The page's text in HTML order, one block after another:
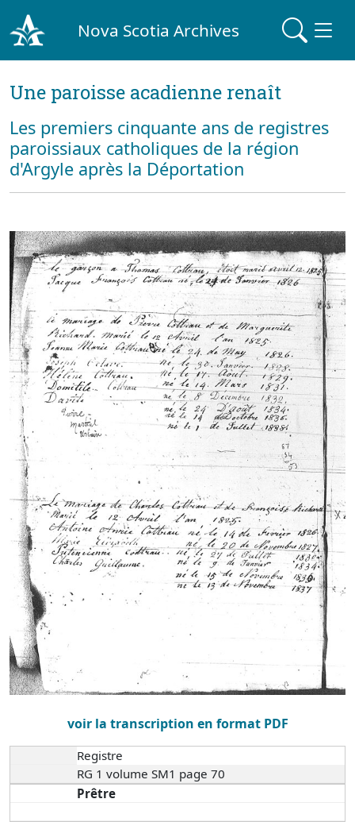
Nova Scotia Archives
Une paroisse acadienne renaît
Les premiers cinquante ans de registres
paroissiaux catholiques de la région
d'Argyle après la Déportation
voir la transcription en format PDF
Registre
RG 1 volume SM1 page 70
Prêtre